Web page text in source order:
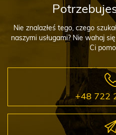
Nie znalazłeś tego, czego
naszymi usługami? Nie wahaj
Ci
+48 722